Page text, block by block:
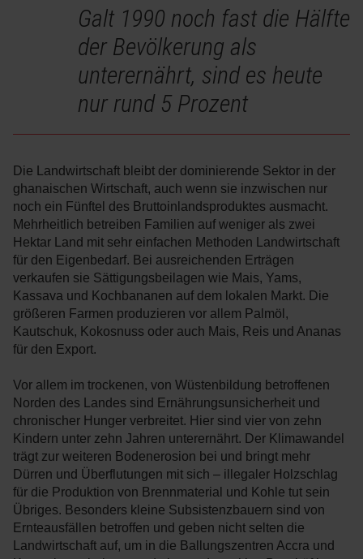
Galt 1990 noch fast die Hälfte
der Bevölkerung als
unterernährt, sind es heute
nur rund 5 Prozent
Die Landwirtschaft bleibt der dominierende Sektor in der
ghanaischen Wirtschaft, auch wenn sie inzwischen nur
noch ein Fünftel des Bruttoinlandsproduktes ausmacht.
Mehrheitlich betreiben Familien auf weniger als zwei
Hektar Land mit sehr einfachen Methoden Landwirtschaft
für den Eigenbedarf. Bei ausreichenden Erträgen
verkaufen sie Sättigungsbeilagen wie Mais, Yams,
Kassava und Kochbananen auf dem lokalen Markt. Die
größeren Farmen produzieren vor allem Palmöl,
Kautschuk, Kokosnuss oder auch Mais, Reis und Ananas
für den Export.
Vor allem im trockenen, von Wüstenbildung betroffenen
Norden des Landes sind Ernährungsunsicherheit und
chronischer Hunger verbreitet. Hier sind vier von zehn
Kindern unter zehn Jahren unterernährt. Der Klimawandel
trägt zur weiteren Bodenerosion bei und bringt mehr
Dürren und Überflutungen mit sich – illegaler Holzschlag
für die Produktion von Brennmaterial und Kohle tut sein
Übriges. Besonders kleine Subsistenzbauern sind von
Ernteausfällen betroffen und geben nicht selten die
Landwirtschaft auf, um in die Ballungszentren Accra und